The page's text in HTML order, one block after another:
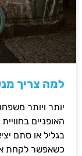
למה צריך
יותר ויותר
האופניים
בגליל או סתם
כשאפשר לקחת